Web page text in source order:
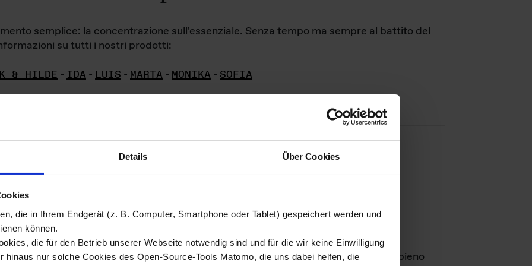
Details Über Cookies
die in Ihrem Endgerät (z. B. Computer, Smartphone oder Tablet) gespeichert werden und
können.
die für den Betrieb unserer Webseite notwendig sind und für die wir keine Einwilligung
hinaus nur solche Cookies des Open-Source-Tools Matomo, die uns dabei helfen, die
semplice: la concentrazione sull'essenziale. Senza tempo ma sempre al battito del
su tutti i nostri prodotti:
& HILDE - IDA - LUIS - MARTA - MONIKA - SOFIA
di immagini
materiale fotografico sono detenuti daDas ganze LebenGmbH e rimangono in pieno